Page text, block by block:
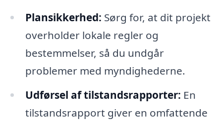
Plansikkerhed: Sørg for, at dit projekt
overholder lokale regler og
bestemmelser, så du undgår
problemer med myndighederne.
Udførsel af tilstandsrapporter: En
tilstandsrapport giver en omfattende